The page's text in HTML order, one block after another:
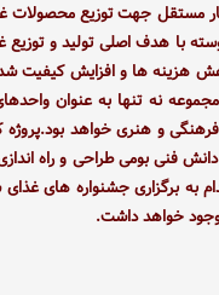
مستقل جهت توزيع
با هدف اصلی تولید و توزیع
هزينه ها و افزايش کيفيت
مجموعه نه تنها به عنوان
و هنری خواهد بود.پروژه
دانش فنی بومی طراحی و راه
به برگزاری جشنواره های
خواهد داشت.